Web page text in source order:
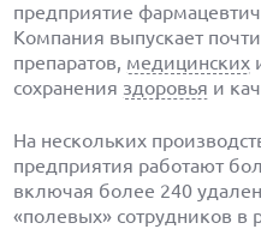
предприятие
Компания выпускает
препаратов, медицинских
сохранения здоровья и
На нескольких
предприятия работают
включая более 240
«полевых» сотрудников